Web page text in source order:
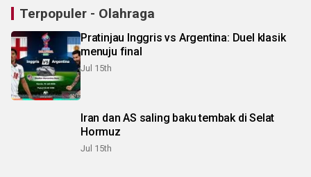
Terpopuler - Olahraga
Pratinjau Inggris vs Argentina: Duel klasik
menuju final
Jul 15th
Iran dan AS saling baku tembak di Selat
Hormuz
Jul 15th